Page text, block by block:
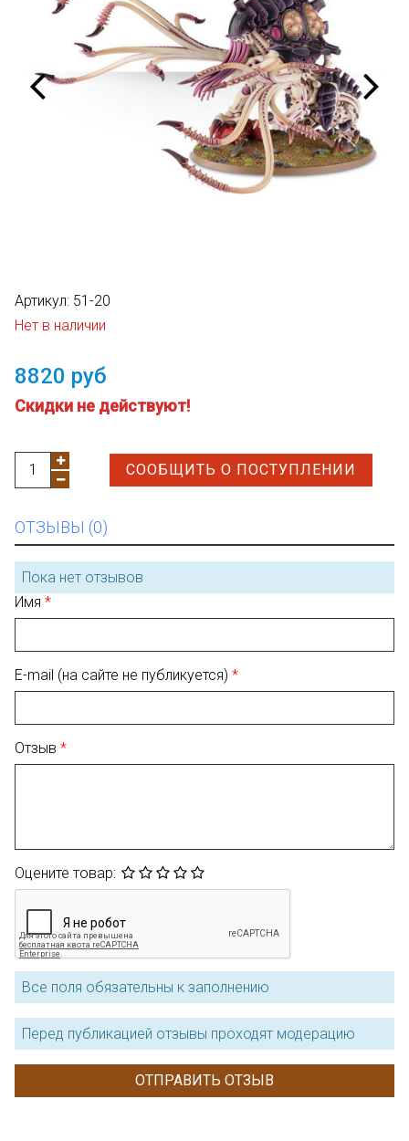
Артикул: 51-20
Нет в наличии
8820 руб
Cкидки не действуют!
СООБЩИТЬ О ПОСТУПЛЕНИИ
ОТЗЫВЫ (0)
Пока нет отзывов
Имя
E-mail (на сайте не публикуется)
Отзыв
Оцените товар:
Все поля обязательны к заполнению
Перед публикацией отзывы проходят модерацию